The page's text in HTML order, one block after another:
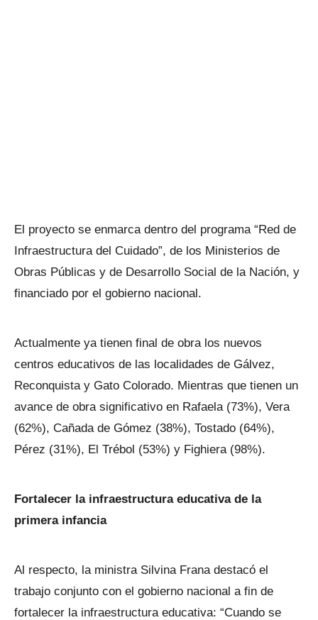
El proyecto se enmarca dentro del programa “Red de
Infraestructura del Cuidado”, de los Ministerios de
Obras Públicas y de Desarrollo Social de la Nación, y
financiado por el gobierno nacional.
Actualmente ya tienen final de obra los nuevos
centros educativos de las localidades de Gálvez,
Reconquista y Gato Colorado. Mientras que tienen un
avance de obra significativo en Rafaela (73%), Vera
(62%), Cañada de Gómez (38%), Tostado (64%),
Pérez (31%), El Trébol (53%) y Fighiera (98%).
Fortalecer la infraestructura educativa de la
primera infancia
Al respecto, la ministra Silvina Frana destacó el
trabajo conjunto con el gobierno nacional a fin de
fortalecer la infraestructura educativa: “Cuando se